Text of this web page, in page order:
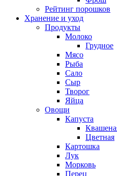
Рейтинг порошков
Хранение и уход
Продукты
Молоко
Грудное
Мясо
Рыба
Сало
Сыр
Творог
Яйца
Овощи
Капуста
Цветная
Картошка
Лук
Морковь
Перец